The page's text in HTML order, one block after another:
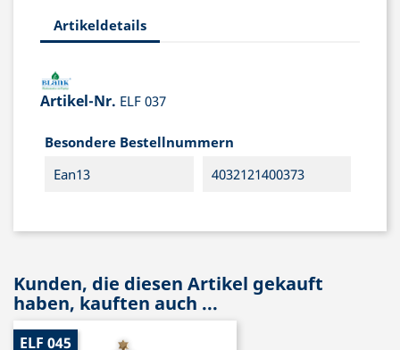
Artikeldetails
Artikel-Nr. ELF 037
Besondere Bestellnummern
Ean13
4032121400373
Kunden, die diesen Artikel gekauft
haben, kauften auch ...
ELF 045